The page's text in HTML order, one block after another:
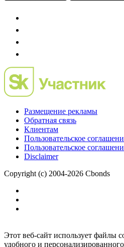
Размещение рекламы
Обратная связь
Пользовательское соглашение
Copyright (c) 2004-2026 Cbonds